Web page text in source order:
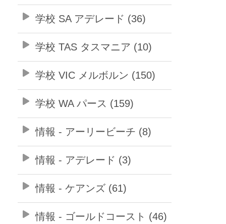
学校 SA アデレード (36)
学校 TAS タスマニア (10)
学校 VIC メルボルン (150)
学校 WA パース (159)
情報 - アーリービーチ (8)
情報 - アデレード (3)
情報 - ケアンズ (61)
情報 - ゴールドコースト (46)